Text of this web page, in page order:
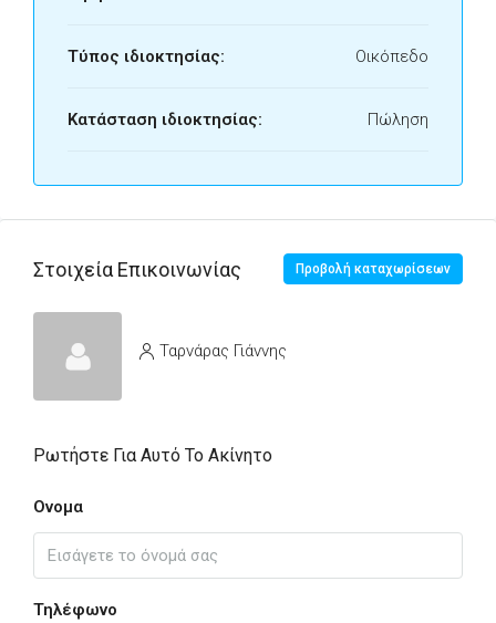
Τύπος ιδιοκτησίας: Οικόπεδο
Κατάσταση ιδιοκτησίας: Πώληση
Στοιχεία Επικοινωνίας Προβολή καταχωρίσεων
Ταρνάρας Γιάννης
Ρωτήστε Για Αυτό Το Ακίνητο
Ονομα
Τηλέφωνο